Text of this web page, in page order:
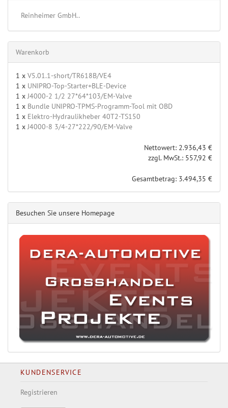
Reinheimer GmbH..
Warenkorb
1 x V5.01.1-short/TR618B/VE4
1 x UNIPRO-Top-Starter+BLE-Device
1 xJ4000-2 1/2 27*64*103/EM-Valve
1 x Bundle UNIPRO-TPMS-Programm-Tool mit OBD
1 x Elektro-Hydraulikheber 40T2-TS150
1 xJ4000-8 3/4-27*222/90/EM-Valve
Nettowert: 2.936,43 €
zzgl. MwSt.: 557,92 €
Gesamtbetrag: 3.494,35 €
Besuchen Sie unsere Homepage
KUNDENSERVICE
Registrieren